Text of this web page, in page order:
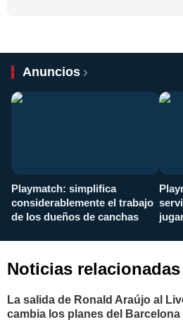
Anuncios
Playmatch: simplifica
considerablemente el trabajo
de los dueños de canchas
Noticias relacionadas
La salida de Ronald Araújo al
cambia los planes del Barcelona